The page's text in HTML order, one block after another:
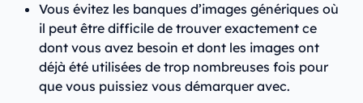
Vous évitez les banques d’images génériques où
il peut être difficile de trouver exactement ce
dont vous avez besoin et dont les images ont
déjà été utilisées de trop nombreuses fois pour
que vous puissiez vous démarquer avec.